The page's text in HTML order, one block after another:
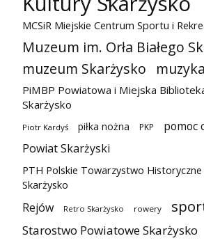
MCSiR Miejskie Centrum Sportu i
Muzeum im. Orła Białego
muzeum Skarżysko
muzyka
PiMBP Powiatowa i Miejska
Skarżysko
Piotr Kardyś piłka nożna PKP
pomoc
Powiat Skarżyski
PTH Polskie Towarzystwo Historyczne
Skarżysko
Rejów Retro Skarżysko rowery
Starostwo Powiatowe Skarżysko